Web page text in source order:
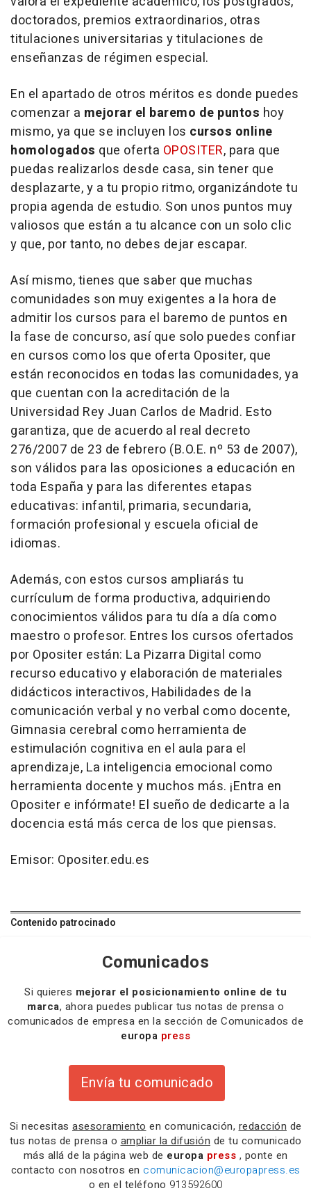
doctorados, premios extraordinarios, otras
titulaciones universitarias y titulaciones de
enseñanzas de régimen especial.
En el apartado de otros méritos es donde puedes
comenzar a mejorar el baremo de puntos hoy
mismo, ya que se incluyen los cursos online
homologados que oferta OPOSITER, para que
puedas realizarlos desde casa, sin tener que
desplazarte, y a tu propio ritmo, organizándote tu
propia agenda de estudio. Son unos puntos muy
valiosos que están a tu alcance con un solo clic
y que, por tanto, no debes dejar escapar.
Así mismo, tienes que saber que muchas
comunidades son muy exigentes a la hora de
admitir los cursos para el baremo de puntos en
la fase de concurso, así que solo puedes confiar
en cursos como los que oferta Opositer, que
están reconocidos en todas las comunidades, ya
que cuentan con la acreditación de la
Universidad Rey Juan Carlos de Madrid. Esto
garantiza, que de acuerdo al real decreto
276/2007 de 23 de febrero (B.O.E. nº 53 de 2007),
son válidos para las oposiciones a educación en
toda España y para las diferentes etapas
educativas: infantil, primaria, secundaria,
formación profesional y escuela oficial de
idiomas.
Además, con estos cursos ampliarás tu
currículum de forma productiva, adquiriendo
conocimientos válidos para tu día a día como
maestro o profesor. Entres los cursos ofertados
por Opositer están: La Pizarra Digital como
recurso educativo y elaboración de materiales
didácticos interactivos, Habilidades de la
comunicación verbal y no verbal como docente,
Gimnasia cerebral como herramienta de
estimulación cognitiva en el aula para el
aprendizaje, La inteligencia emocional como
herramienta docente y muchos más. ¡Entra en
Opositer e infórmate! El sueño de dedicarte a la
docencia está más cerca de los que piensas.
Emisor: Opositer.edu.es
Contenido patrocinado
Comunicados
Si quieres mejorar el posicionamiento online de tu
marca, ahora puedes publicar tus notas de prensa o
comunicados de empresa en la sección de Comunicados de
europa press
Envía tu comunicado
Si necesitas asesoramiento en comunicación, redacción de
tus notas de prensa o ampliar la difusión de tu comunicado
más allá de la página web de europa press , ponte en
contacto con nosotros en comunicacion@europapress.es
o en el teléfono 913592600